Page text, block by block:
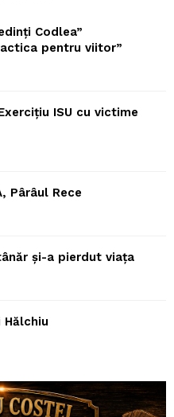
Codlea”
pentru viitor”
ISU cu victime
Pârâul Rece
și-a pierdut viața